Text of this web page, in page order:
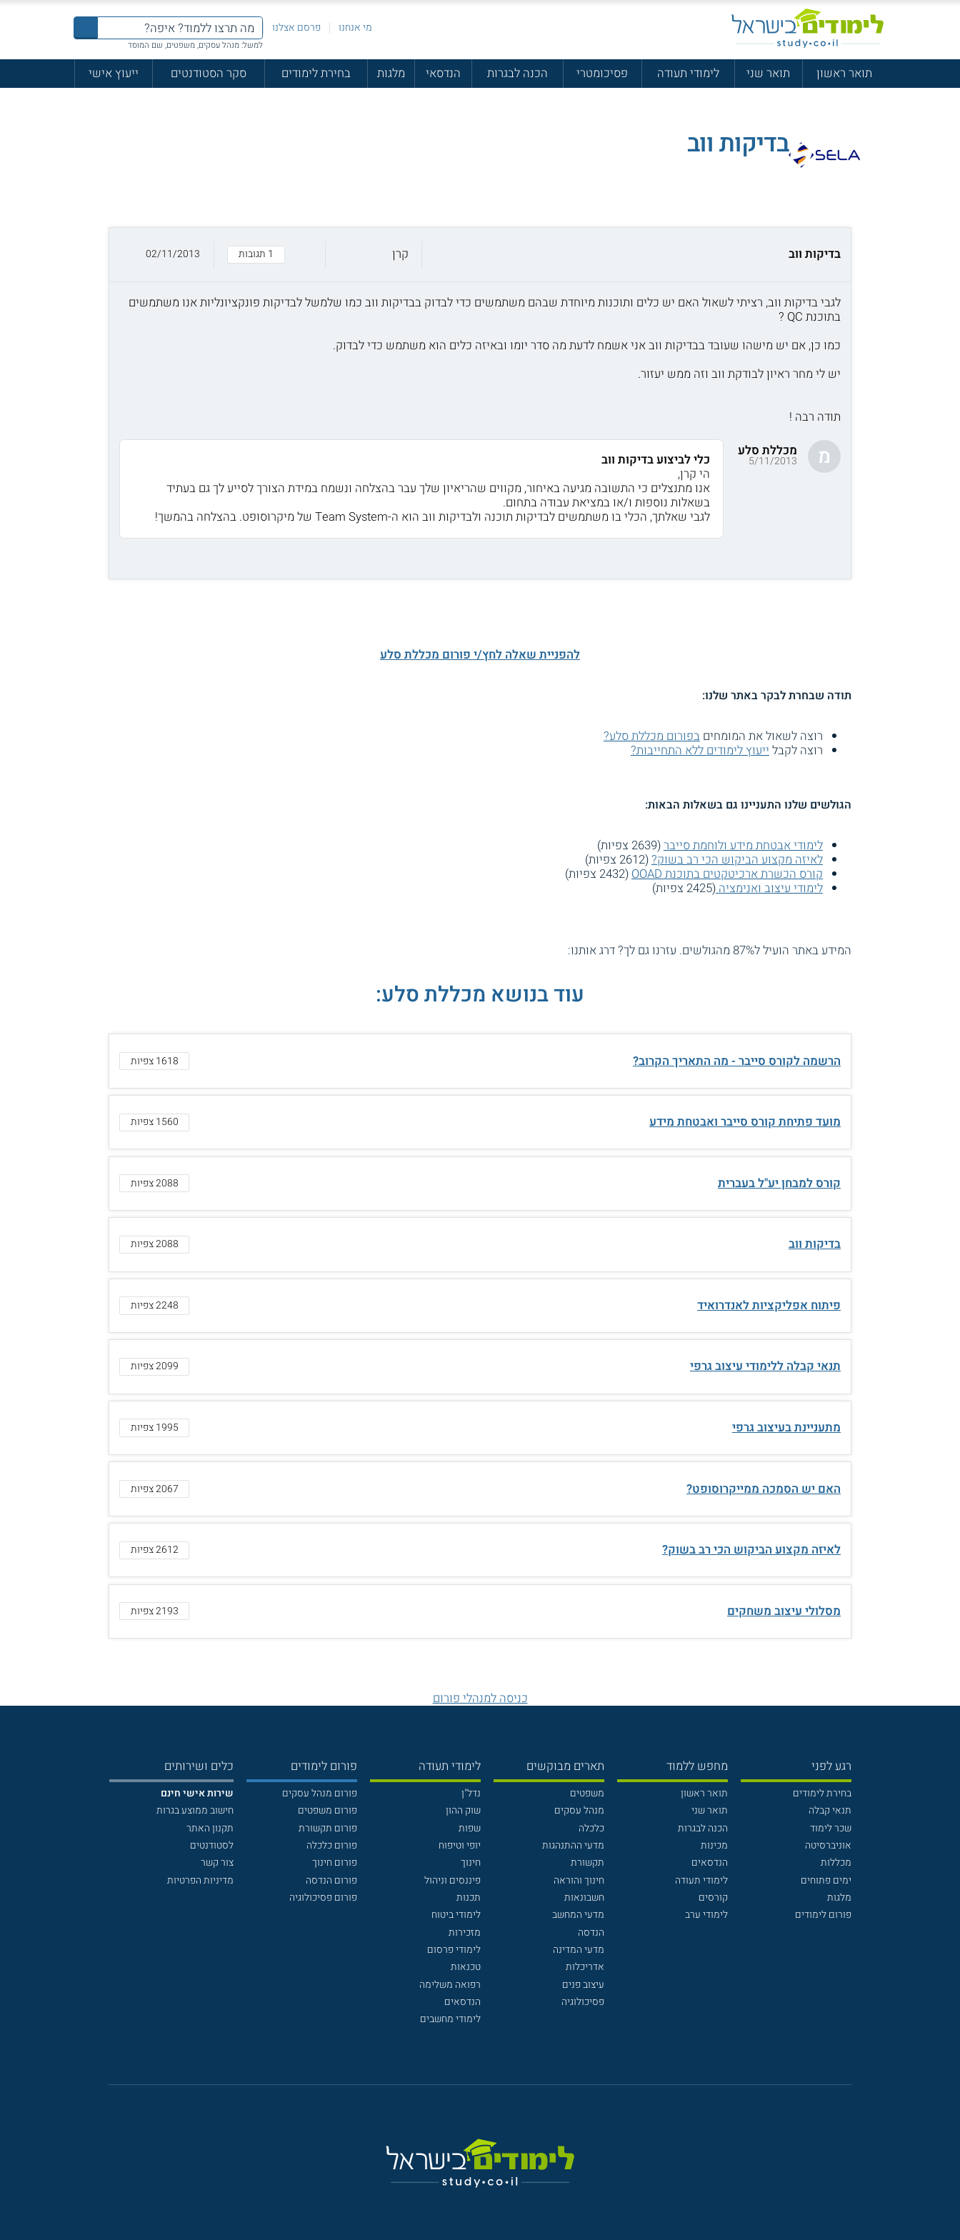
מי אנחנו פרסם אצלנו
למשל: מנהל עסקים, משפטים, שם המוסד
תואר ראשון תואר שני לימודי תעודה פסיכומטרי הכנה לבגרות הנדסאי מלגות בחירת לימודים סקר הסטודנטים ייעוץ אישי
בדיקות ווב
בדיקות ווב קרן 1 תגובות 02/11/2013
לגבי בדיקות ווב, רציתי לשאול האם יש כלים ותוכנות מיוחדת שבהם משתמשים כדי לבדוק בבדיקות ווב כמו שלמשל לבדיקות פונקציונליות אנו משתמשים
בתוכנת QC ?
כמו כן, אם יש מישהו שעובד בבדיקות ווב אני אשמח לדעת מה סדר יומו ובאיזה כלים הוא משתמש כדי לבדוק.
יש לי מחר ראיון לבודקת ווב וזה ממש יעזור.
תודה רבה !
מ מכללת סלע
5/11/2013
כלי לביצוע בדיקות ווב
הי קרן,
אנו מתנצלים כי התשובה מגיעה באיחור, מקווים שהריאיון שלך עבר בהצלחה ונשמח במידת הצורך לסייע לך גם בעתיד
בשאלות נוספות ו/או במציאת עבודה בתחום.
לגבי שאלתך, הכלי בו משתמשים לבדיקות תוכנה ולבדיקות ווב הוא ה-Team System של מיקרוסופט. בהצלחה בהמשך!
להפניית שאלה לחץ/י פורום מכללת סלע
תודה שבחרת לבקר באתר שלנו:
רוצה לשאול את המומחיםבפורום מכללת סלע?
רוצה לקבל ייעוץ לימודים ללא התחייבות?
הגולשים שלנו התעניינו גם בשאלות הבאות:
לימודי אבטחת מידע ולוחמת סייבר(2639 צפיות)
לאיזה מקצוע הביקוש הכי רב בשוק?(2612 צפיות)
קורס הכשרת ארכיטקטים בתוכנת OOAD
(2432 צפיות)
לימודי עיצוב ואנימציה(2425 צפיות)
המידע באתר הועיל ל87% מהגולשים. עזרנו גם לך? דרג אותנו:
עוד בנושא מכללת סלע:
הרשמה לקורס סייבר - מה התאריך הקרוב? 1618 צפיות
מועד פתיחת קורס סייבר ואבטחת מידע 1560 צפיות
קורס למבחן יע"ל בעברית 2088 צפיות
בדיקות ווב 2088 צפיות
פיתוח אפליקציות לאנדרואיד 2248 צפיות
תנאי קבלה ללימודי עיצוב גרפי 2099 צפיות
מתעניינת בעיצוב גרפי 1995 צפיות
האם יש הסמכה ממייקרוסופט? 2067 צפיות
לאיזה מקצוע הביקוש הכי רב בשוק? 2612 צפיות
מסלולי עיצוב משחקים 2193 צפיות
כניסה למנהלי פורום
רגע לפני
בחירת לימודים
תנאי קבלה
שכר לימוד
אוניברסיטה
מכללות
ימים פתוחים
מלגות
פורום לימודים
מחפש ללמוד
תואר ראשון
תואר שני
הכנה לבגרות
מכינות
הנדסאים
לימודי תעודה
קורסים
לימודי ערב
תארים מבוקשים
משפטים
מנהל עסקים
כלכלה
מדעי ההתנהגות
תקשורת
חינוך והוראה
חשבונאות
מדעי המחשב
הנדסה
מדעי המדינה
אדריכלות
עיצוב פנים
פסיכולוגיה
לימודי תעודה
נדל"ן
שוק ההון
שפות
יופי וטיפוח
חינוך
פיננסים וניהול
תכנות
לימודי ביטוח
מזכירות
לימודי פרסום
טכנאות
רפואה משלימה
הנדסאים
לימודי מחשבים
פורום לימודים
פורום מנהל עסקים
פורום משפטים
פורום תקשורת
פורום כלכלה
פורום חינוך
פורום הנדסה
פורום פסיכולוגיה
כלים ושירותים
שירות אישי חינם
חישוב ממוצע בגרות
תקנון האתר
לסטודנטים
צור קשר
מדיניות הפרטיות